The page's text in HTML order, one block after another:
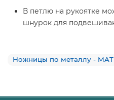
В петлю на рукоятке
шнурок для
Ножницы по металлу -